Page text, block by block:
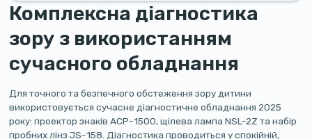
Комплексна діагностика
зору з використанням
сучасного обладнання
Для точного та безпечного обстеження зору дитини
використовується сучасне діагностичне обладнання 2025
року: проектор знаків ACP-1500, щілева лампа NSL-2Z та набір
пробних лінз JS-158. Діагностика проводиться у спокійній,